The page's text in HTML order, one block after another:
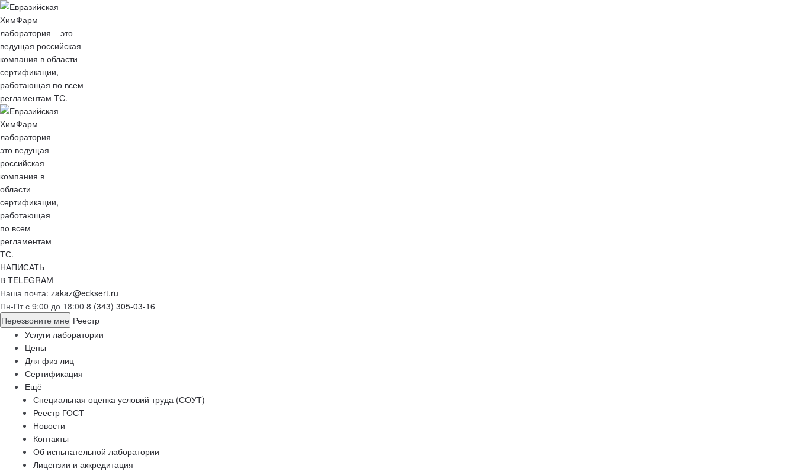
НАПИСАТЬ
В TELEGRAM
Наша почта: zakaz@ecksert.ru
Пн-Пт с 9:00 до 18:00 8 (343) 305-03-16
Перезвоните мне Реестр
Услуги лаборатории
Цены
Для физ лиц
Сертификация
Ещё
Специальная оценка условий труда (СОУТ)
Реестр ГОСТ
Новости
Контакты
Об испытательной лаборатории
Лицензии и аккредитация